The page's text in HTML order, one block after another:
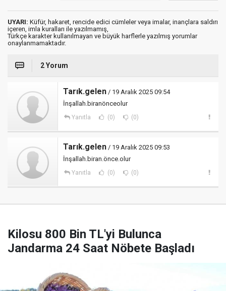
UYARI: Küfür, hakaret, rencide edici cümleler veya imalar, inançlara saldırı
içeren, imla kuralları ile yazılmamış,
Türkçe karakter kullanılmayan ve büyük harflerle yazılmış yorumlar
onaylanmamaktadır.
2 Yorum
Tarık.gelen / 19 Aralık 2025 09:54
İnşallah.biranönceolur
Yanıtla (0) (0)
Tarık.gelen / 19 Aralık 2025 09:53
İnşallah.biran.önce.olur
Yanıtla (0) (0)
Kilosu 800 Bin TL'yi Bulunca
Jandarma 24 Saat Nöbete Başladı